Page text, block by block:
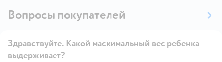
Вопросы покупателей
Здравствуйте. Какой маскимальный вес ребенка
выдерживает?